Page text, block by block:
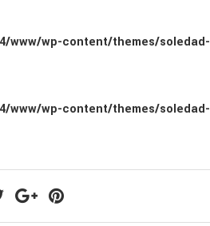
www/wp-content/themes/soledad-
www/wp-content/themes/soledad-